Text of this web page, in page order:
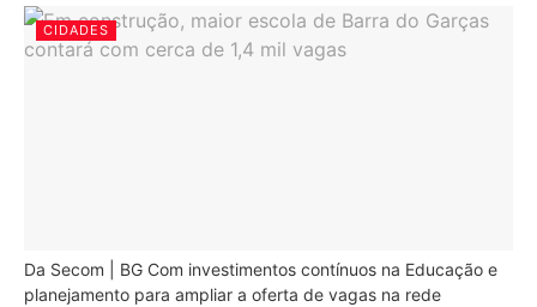
CIDADES
Da Secom | BG Com investimentos contínuos na Educação e
planejamento para ampliar a oferta de vagas na rede